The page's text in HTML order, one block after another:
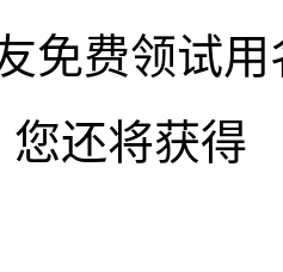
免费领试用
您还将获得